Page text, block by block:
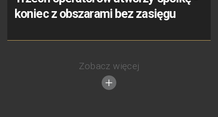
koniec z obszarami bez zasięgu
Zobacz więcej